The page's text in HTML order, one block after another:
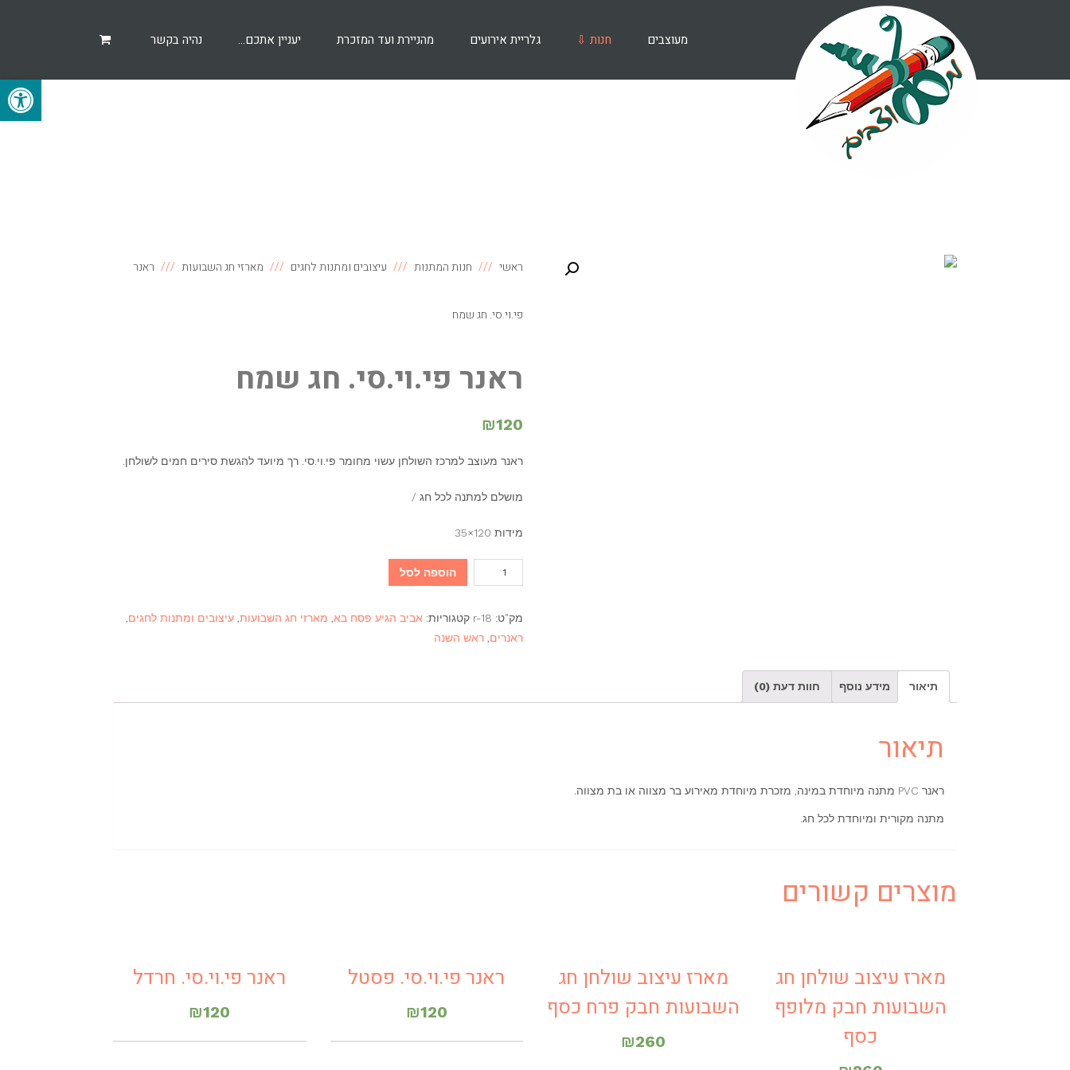
מעוצבים חנות ⇩ גלריית אירועים מהניירת ועד המזכרת יעניין אתכם… נהיה בקשר
ראשי חנות המתנות עיצובים ומתנות לחגים מארזי חג השבועות ראנר
פי.וי.סי. חג שמח
ראנר פי.וי.סי. חג שמח
₪120
ראנר מעוצב למרכז השולחן עשוי מחומר פי.וי.סי. רך מיועד להגשת סירים חמים לשולחן.
מושלם למתנה לכל חג /
מידות 120×35
כמות
של
פי.וי.סי.
הוספה לסל
מק"ט: r-18 קטגוריות: אביב הגיע פסח בא מארזי חג השבועות עיצובים ומתנות לחגים
ראנרים ראש השנה
תיאור מידע נוסף חוות דעת (0)
תיאור
ראנר PVC מתנה מיוחדת במינה, מזכרת מיוחדת מאירוע בר מצווה או בת מצווה.
מתנה מקורית ומיוחדת לכל חג.
מוצרים קשורים
מארז עיצוב שולחן חג
השבועות חבק מלופף
כסף
מארז עיצוב שולחן חג
השבועות חבק פרח כסף
₪260
ראנר פי.וי.סי. פסטל
₪120
ראנר פי.וי.סי. חרדל
₪120
פתח